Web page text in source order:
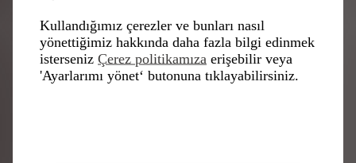
DS
AUTOMOBILES
HAKKINDA
Kullandığımız çerezler ve bunları nasıl
yönettiğimiz hakkında daha fazla bilgi edinmek
isterseniz Çerez politikamıza erişebilir veya
'Ayarlarımı yönet‘ butonuna tıklayabilirsiniz.